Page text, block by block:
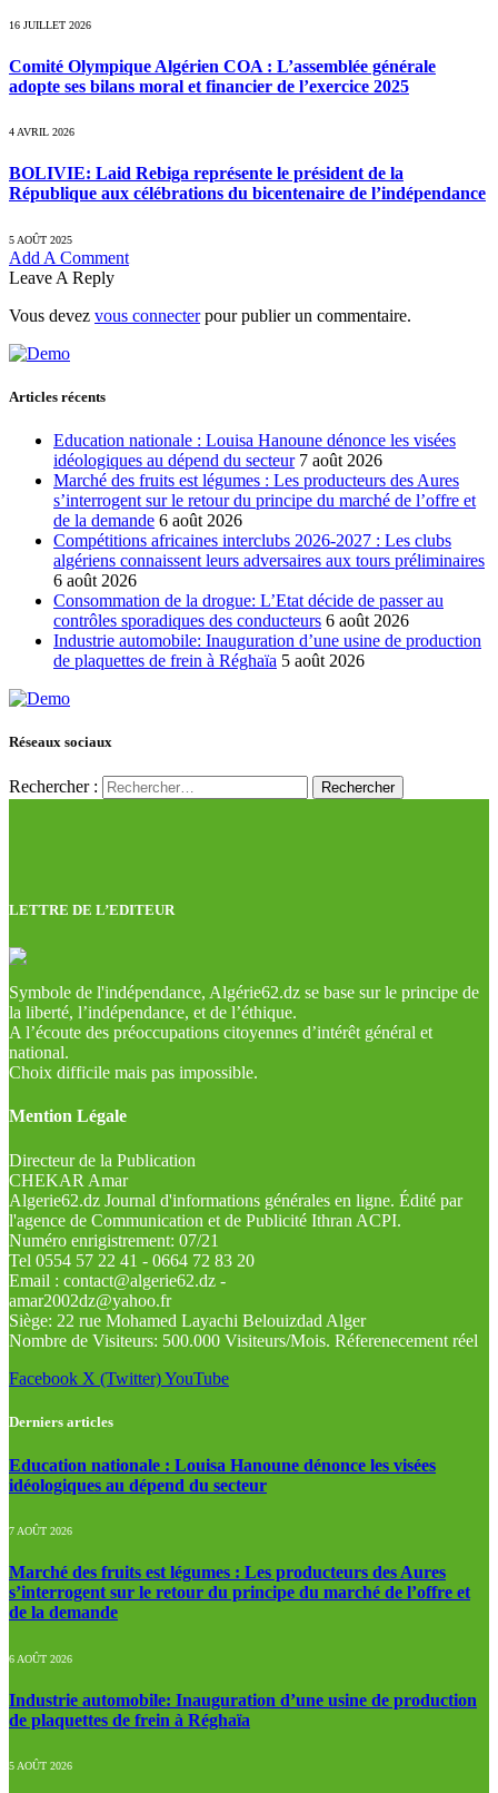
16 JUILLET 2026
Comité Olympique Algérien COA : L’assemblée générale
adopte ses bilans moral et financier de l’exercice 2025
4 AVRIL 2026
BOLIVIE: Laid Rebiga représente le président de la
République aux célébrations du bicentenaire de l’indépendance
5 AOÛT 2025
Add A Comment
Leave A Reply
Vous devez vous connecterpour publier un commentaire.
Articles récents
Education nationale : Louisa Hanoune dénonce les visées
idéologiques au dépend du secteur 7 août 2026
Marché des fruits est légumes : Les producteurs des Aures
s’interrogent sur le retour du principe du marché de l’offre et
de la demande 6 août 2026
Compétitions africaines interclubs 2026-2027 : Les clubs
algériens connaissent leurs adversaires aux tours préliminaires
6 août 2026
Consommation de la drogue: L’Etat décide de passer au
contrôles sporadiques des conducteurs 6 août 2026
Industrie automobile: Inauguration d’une usine de production
de plaquettes de frein à Réghaïa 5 août 2026
Réseaux sociaux
Rechercher :
LETTRE DE L’EDITEUR
Symbole de l'indépendance, Algérie62.dz se base sur le principe de
la liberté, l’indépendance, et de l’éthique.
A l’écoute des préoccupations citoyennes d’intérêt général et
national.
Choix difficile mais pas impossible.
Mention Légale
Directeur de la Publication
CHEKAR Amar
Algerie62.dz Journal d'informations générales en ligne. Édité par
l'agence de Communication et de Publicité Ithran ACPI.
Numéro enrigistrement: 07/21
Tel 0554 57 22 41 - 0664 72 83 20
Email : contact@algerie62.dz -
amar2002dz@yahoo.fr
Siège: 22 rue Mohamed Layachi Belouizdad Alger
Nombre de Visiteurs: 500.000 Visiteurs/Mois. Réferenecement réel
Facebook X (Twitter)YouTube
Derniers articles
Education nationale : Louisa Hanoune dénonce les visées
idéologiques au dépend du secteur
7 AOÛT 2026
Marché des fruits est légumes : Les producteurs des Aures
s’interrogent sur le retour du principe du marché de l’offre et
de la demande
6 AOÛT 2026
Industrie automobile: Inauguration d’une usine de production
de plaquettes de frein à Réghaïa
5 AOÛT 2026